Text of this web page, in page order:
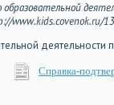
образовательной
www.kids.covenok.ru/
Справка-